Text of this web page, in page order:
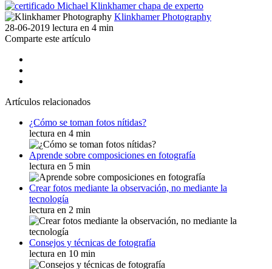
Klinkhamer Photography
28-06-2019 lectura en 4 min
Comparte este artículo
Artículos relacionados
¿Cómo se toman fotos nítidas?
lectura en 4 min
Aprende sobre composiciones en fotografía
lectura en 5 min
Crear fotos mediante la observación, no mediante la
tecnología
lectura en 2 min
Consejos y técnicas de fotografía
lectura en 10 min